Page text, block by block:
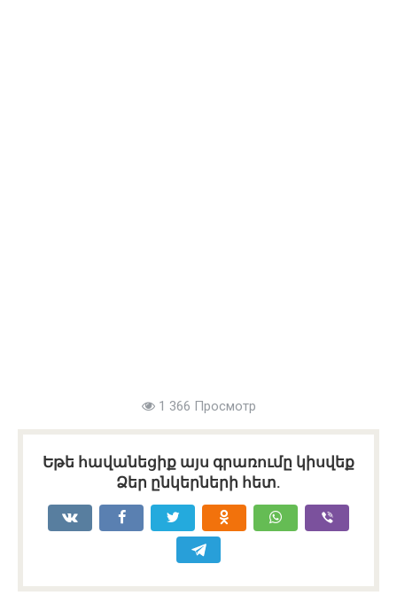
1 366 Просмотр
Եթե հավանեցիք այս գրառումը կիսվեք
Ձեր ընկերների հետ.